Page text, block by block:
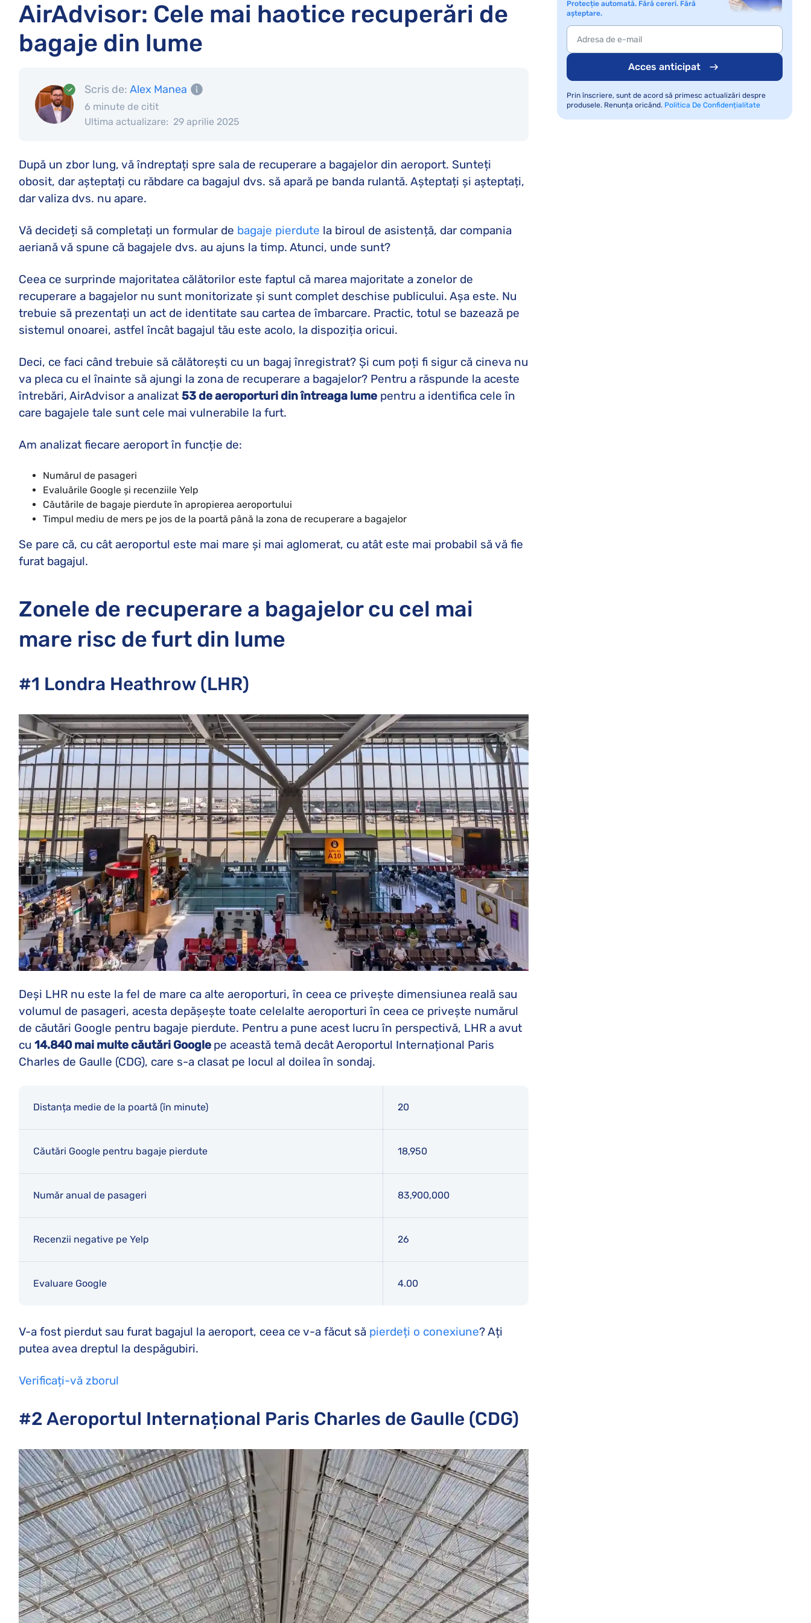
AirAdvisor: Cele mai haotice recuperări de
bagaje din lume
Scris de: Alex Manea
6 minute de citit
Ultima actualizare: 29 aprilie 2025
După un zbor lung, vă îndreptați spre sala de recuperare a bagajelor din aeroport. Sunteți
obosit, dar așteptați cu răbdare ca bagajul dvs. să apară pe banda rulantă. Așteptați și așteptați,
dar valiza dvs. nu apare.
Vă decideți să completați un formular de bagaje pierdute la biroul de asistență, dar compania
aeriană vă spune că bagajele dvs. au ajuns la timp. Atunci, unde sunt?
Ceea ce surprinde majoritatea călătorilor este faptul că marea majoritate a zonelor de
recuperare a bagajelor nu sunt monitorizate și sunt complet deschise publicului. Așa este. Nu
trebuie să prezentați un act de identitate sau cartea de îmbarcare. Practic, totul se bazează pe
sistemul onoarei, astfel încât bagajul tău este acolo, la dispoziția oricui.
Deci, ce faci când trebuie să călătorești cu un bagaj înregistrat? Și cum poți fi sigur că cineva nu
va pleca cu el înainte să ajungi la zona de recuperare a bagajelor? Pentru a răspunde la aceste
întrebări, AirAdvisor a analizat 53 de aeroporturi din întreaga lume pentru a identifica cele în
care bagajele tale sunt cele mai vulnerabile la furt.
Am analizat fiecare aeroport în funcție de:
Numărul de pasageri
Evaluările Google și recenziile Yelp
Căutările de bagaje pierdute în apropierea aeroportului
Timpul mediu de mers pe jos de la poartă până la zona de recuperare a bagajelor
Se pare că, cu cât aeroportul este mai mare și mai aglomerat, cu atât este mai probabil să vă fie
furat bagajul.
Zonele de recuperare a bagajelor cu cel mai
mare risc de furt din lume
#1 Londra Heathrow (LHR)
Deși LHR nu este la fel de mare ca alte aeroporturi, în ceea ce privește dimensiunea reală sau
volumul de pasageri, acesta depășește toate celelalte aeroporturi în ceea ce privește numărul
de căutări Google pentru bagaje pierdute. Pentru a pune acest lucru în perspectivă, LHR a avut
cu 14.840 mai multe căutări Google pe această temă decât Aeroportul Internațional Paris
Charles de Gaulle (CDG), care s-a clasat pe locul al doilea în sondaj.
Distanța medie de la poartă (în minute) 20
Căutări Google pentru bagaje pierdute 18,950
Număr anual de pasageri 83,900,000
Recenzii negative pe Yelp 26
Evaluare Google 4.00
V-a fost pierdut sau furat bagajul la aeroport, ceea ce v-a făcut să pierdeți o conexiune? Ați
putea avea dreptul la despăgubiri.
Verificați-vă zborul
#2 Aeroportul Internațional Paris Charles de Gaulle (CDG)
Protecție automată. Fără cereri. Fără
așteptare.
Acces anticipat
Prin înscriere, sunt de acord să primesc actualizări despre
produsele. Renunța oricând. Politica De Confidențialitate